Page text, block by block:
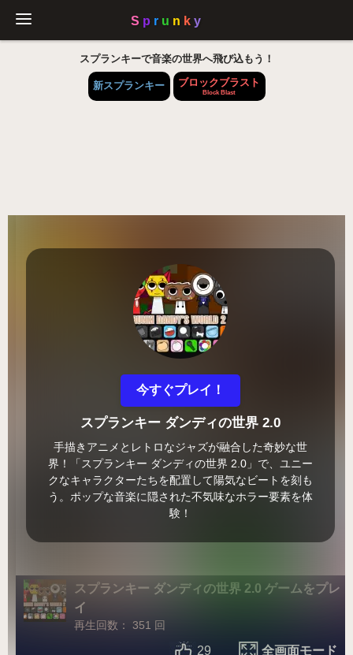
スプランキーで音楽の世界へ飛び込もう！
新スプランキー ブロックブラスト
Block Blast
今すぐプレイ！
スプランキー ダンディの世界 2.0
手描きアニメとレトロなジャズが融合した奇妙な世
界！「スプランキー ダンディの世界 2.0」で、ユニー
クなキャラクターたちを配置して陽気なビートを刻も
う。ポップな音楽に隠された不気味なホラー要素を体
験！
スプランキー ダンディの世界 2.0 ゲームをプレ
イ
再生回数： 351 回
29 全画面モード